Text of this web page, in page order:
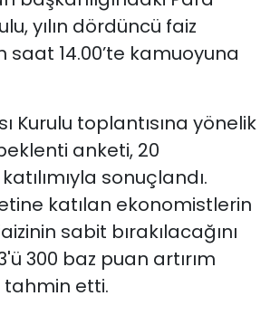
yılın dördüncü faiz
saat 14.00’te kamuoyuna
Kurulu toplantısına yönelik
anketi, 20
sonuçlandı.
katılan ekonomistlerin
sabit bırakılacağını
300 baz puan artırım
tahmin etti.